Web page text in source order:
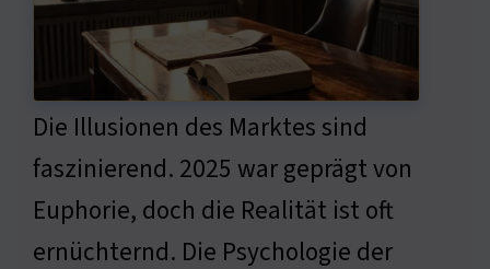
Die Illusionen des Marktes sind
faszinierend. 2025 war geprägt von
Euphorie, doch die Realität ist oft
ernüchternd. Die Psychologie der